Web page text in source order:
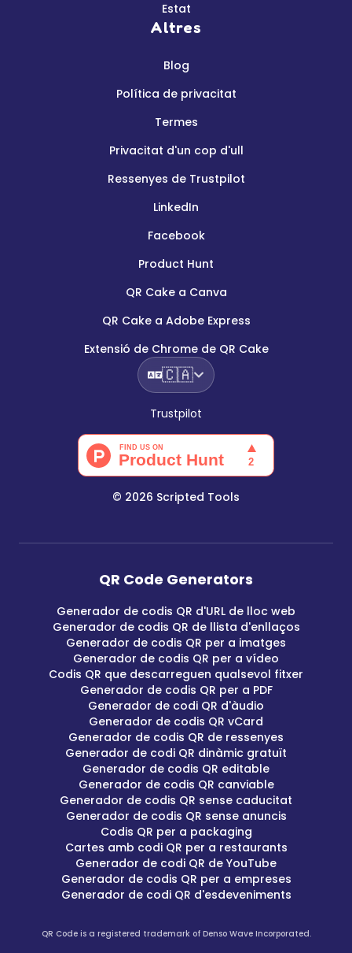
Estat
Altres
Blog
Política de privacitat
Termes
Privacitat d'un cop d'ull
Ressenyes de Trustpilot
LinkedIn
Facebook
Product Hunt
QR Cake a Canva
QR Cake a Adobe Express
Extensió de Chrome de QR Cake
🇨🇦
Trustpilot
© 2026 Scripted Tools
QR Code Generators
Generador de codis QR d'URL de lloc web
Generador de codis QR de llista d'enllaços
Generador de codis QR per a imatges
Generador de codis QR per a vídeo
Codis QR que descarreguen qualsevol fitxer
Generador de codis QR per a PDF
Generador de codi QR d'àudio
Generador de codis QR vCard
Generador de codis QR de ressenyes
Generador de codi QR dinàmic gratuït
Generador de codis QR editable
Generador de codis QR canviable
Generador de codis QR sense caducitat
Generador de codis QR sense anuncis
Codis QR per a packaging
Cartes amb codi QR per a restaurants
Generador de codi QR de YouTube
Generador de codis QR per a empreses
Generador de codi QR d'esdeveniments
QR Code is a registered trademark of Denso Wave Incorporated.